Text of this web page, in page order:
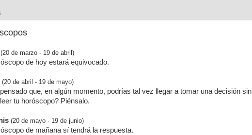
(20 de marzo - 19 de abril)
de hoy estará equivocado.
(20 de abril - 19 de mayo)
que, en algún momento, podrías tal vez llegar a tomar una decisión sin
tu horóscopo? Piénsalo.
(20 de mayo - 19 de junio)
de mañana sí tendrá la respuesta.